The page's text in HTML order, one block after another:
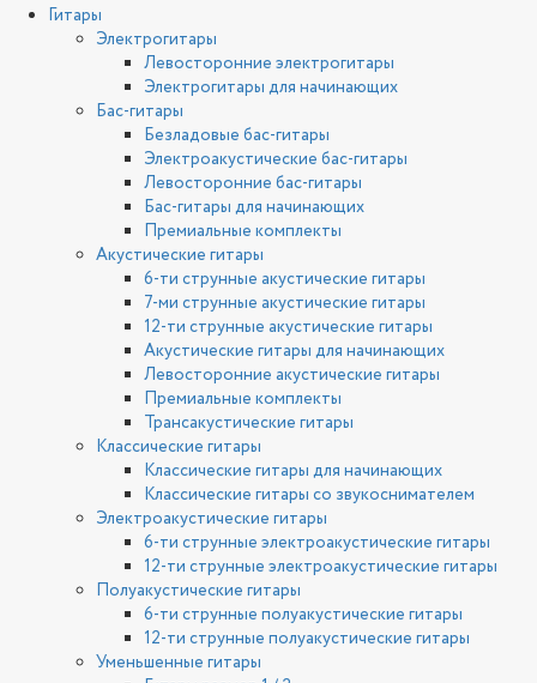
Гитары
Электрогитары
Левосторонние электрогитары
Электрогитары для начинающих
Бас-гитары
Безладовые бас-гитары
Электроакустические бас-гитары
Левосторонние бас-гитары
Бас-гитары для начинающих
Премиальные комплекты
Акустические гитары
6-ти струнные акустические гитары
7-ми струнные акустические гитары
12-ти струнные акустические гитары
Акустические гитары для начинающих
Левосторонние акустические гитары
Премиальные комплекты
Трансакустические гитары
Классические гитары
Классические гитары для начинающих
Классические гитары со звукоснимателем
Электроакустические гитары
6-ти струнные электроакустические гитары
12-ти струнные электроакустические гитары
Полуакустические гитары
6-ти струнные полуакустические гитары
12-ти струнные полуакустические гитары
Уменьшенные гитары